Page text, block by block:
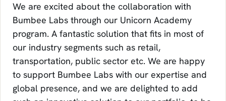
We are excited about the collaboration with
Bumbee Labs through our Unicorn Academy
program. A fantastic solution that fits in most of
our industry segments such as retail,
transportation, public sector etc. We are happy
to support Bumbee Labs with our expertise and
global presence, and we are delighted to add